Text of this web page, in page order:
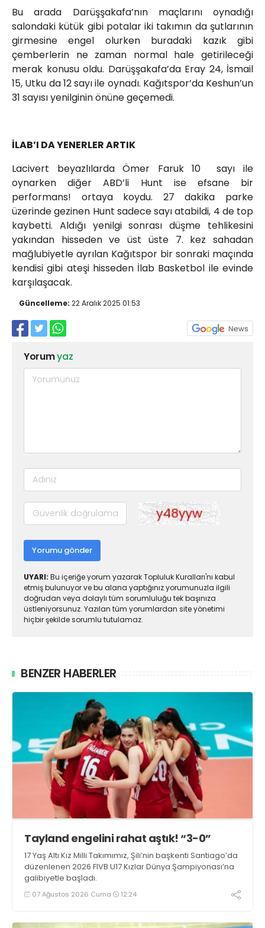
Bu arada Darüşşakafa’nın maçlarını oynadığı
salondaki kütük gibi potalar iki takımın da şutlarının
girmesine engel olurken buradaki kazık gibi
çemberlerin ne zaman normal hale getirileceği
merak konusu oldu. Darüşşakafa’da Eray 24, İsmail
15, Utku da 12 sayı ile oynadı. Kağıtspor’da Keshun’un
31 sayısı yenilginin önüne geçemedi.
İLAB’I DA YENERLER ARTIK
Lacivert beyazlılarda Ömer Faruk 10 sayı ile
oynarken diğer ABD’li Hunt ise efsane bir
performans! ortaya koydu. 27 dakika parke
üzerinde gezinen Hunt sadece sayı atabildi, 4 de top
kaybetti. Aldığı yenilgi sonrası düşme tehlikesini
yakından hisseden ve üst üste 7. kez sahadan
mağlubiyetle ayrılan Kağıtspor bir sonraki maçında
kendisi gibi ateşi hisseden İlab Basketbol ile evinde
karşılaşacak.
Güncelleme: 22 Aralık 2025 01:53
Yorumyaz
Yorumu gönder
UYARI: Bu içeriğe yorum yazarak Topluluk Kuralları'nı kabul
etmiş bulunuyor ve bu alana yaptığınız yorumunuzla ilgili
doğrudan veya dolaylı tüm sorumluluğu tek başınıza
üstleniyorsunuz. Yazılan tüm yorumlardan site yönetimi
hiçbir şekilde sorumlu tutulamaz.
BENZER HABERLER
Tayland engelini rahat aştık! “3-0”
17 Yaş Altı Kız Milli Takımımız, Şili’nin başkenti Santiago’da
düzenlenen 2026 FIVB U17 Kızlar Dünya Şampiyonası’na
galibiyetle başladı.
07 Ağustos 2026 Cuma 12:24